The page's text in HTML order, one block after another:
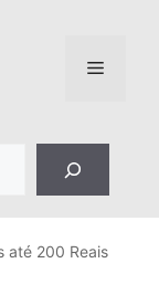
Menu
até 200 Reais